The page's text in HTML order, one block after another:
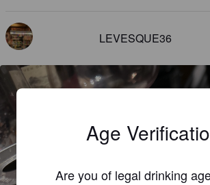
LEVESQUE36
Age
Are you of legal drinking